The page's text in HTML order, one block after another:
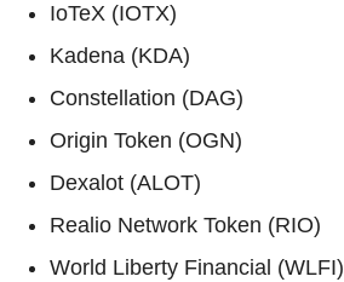
IoTeX (IOTX)
Kadena (KDA)
Constellation (DAG)
Origin Token (OGN)
Dexalot (ALOT)
Realio Network Token (RIO)
World Liberty Financial (WLFI)